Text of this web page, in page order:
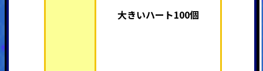
大きいハート100個